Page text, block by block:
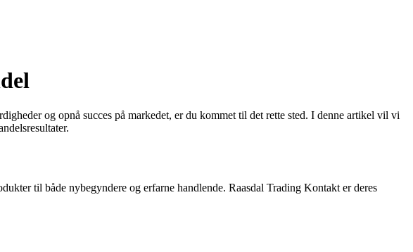
og opnå succes på markedet, er du kommet til det rette sted. I denne artikel vil vi
til både nybegyndere og erfarne handlende. Raasdal Trading Kontakt er deres